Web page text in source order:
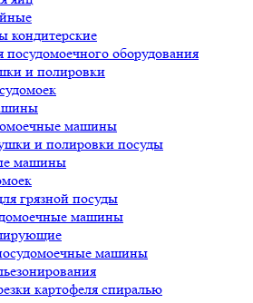
кондитерские
посудомоечного оборудования
и полировки
машины
и полировки посуды
машины
грязной посуды
машины
машины
картофеля спиралью